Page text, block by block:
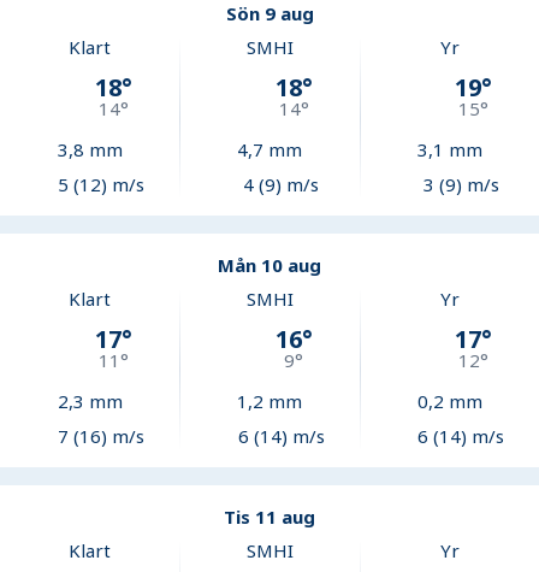
Sön 9 aug
Klart
18°
14°
3,8 mm
5 (12) m/s
SMHI
18°
14°
4,7 mm
4 (9) m/s
Yr
19°
15°
3,1 mm
3 (9) m/s
Mån 10 aug
Klart
17°
11°
2,3 mm
7 (16) m/s
SMHI
16°
9°
1,2 mm
6 (14) m/s
Yr
17°
12°
0,2 mm
6 (14) m/s
Tis 11 aug
Klart
SMHI Yr